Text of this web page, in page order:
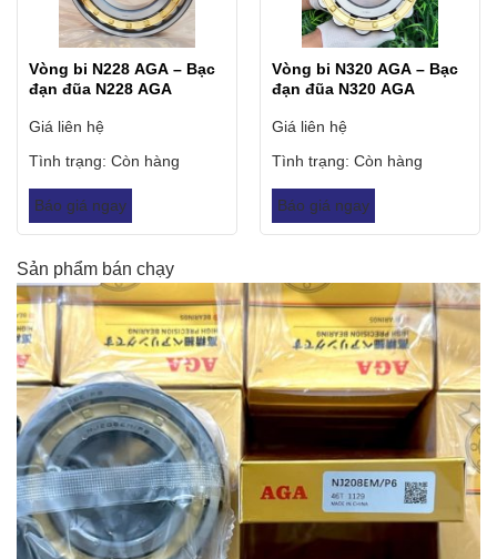
Vòng bi N228 AGA – Bạc
đạn đũa N228 AGA
Giá liên hệ
Tình trạng: Còn hàng
Báo giá ngay
Vòng bi N320 AGA – Bạc
đạn đũa N320 AGA
Giá liên hệ
Tình trạng: Còn hàng
Báo giá ngay
Sản phẩm bán chạy